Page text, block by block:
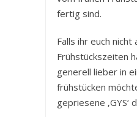
fertig sind.
Falls ihr euch nicht
Frühstückszeiten
generell lieber in
frühstücken
gepriesene ‚GYS‘